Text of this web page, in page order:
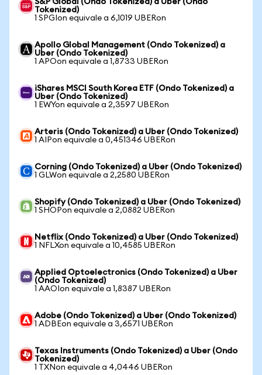
S&P Global (Ondo Tokenized) a Uber (Ondo
Tokenized)
1 SPGIon equivale a 6,1019 UBERon
Apollo Global Management (Ondo Tokenized) a
Uber (Ondo Tokenized)
1 APOon equivale a 1,8733 UBERon
iShares MSCI South Korea ETF (Ondo Tokenized) a
Uber (Ondo Tokenized)
1 EWYon equivale a 2,3597 UBERon
Arteris (Ondo Tokenized) a Uber (Ondo Tokenized)
1 AIPon equivale a 0,451346 UBERon
Corning (Ondo Tokenized) a Uber (Ondo Tokenized)
1 GLWon equivale a 2,2580 UBERon
Shopify (Ondo Tokenized) a Uber (Ondo Tokenized)
1 SHOPon equivale a 2,0882 UBERon
Netflix (Ondo Tokenized) a Uber (Ondo Tokenized)
1 NFLXon equivale a 10,4585 UBERon
Applied Optoelectronics (Ondo Tokenized) a Uber
(Ondo Tokenized)
1 AAOIon equivale a 1,8387 UBERon
Adobe (Ondo Tokenized) a Uber (Ondo Tokenized)
1 ADBEon equivale a 3,6571 UBERon
Texas Instruments (Ondo Tokenized) a Uber (Ondo
Tokenized)
1 TXNon equivale a 4,0446 UBERon